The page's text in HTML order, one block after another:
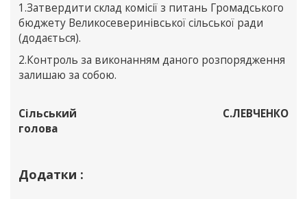
1.Затвердити склад комісії з питань Громадського
бюджету Великосеверинівської сільської ради
(додається).
2.Контроль за виконанням даного розпорядження
залишаю за собою.
Сільський
голова
С.ЛЕВЧЕНКО
Додатки :